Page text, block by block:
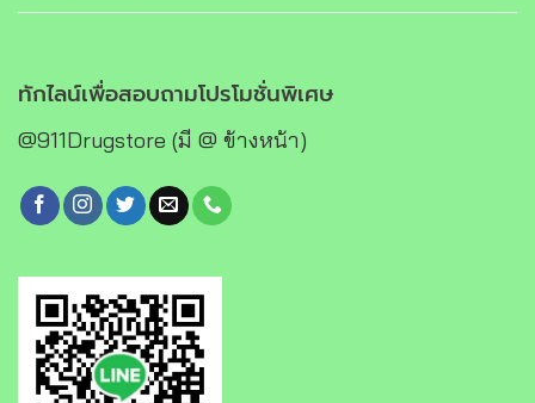
ทักไลน์เพื่อสอบถามโปรโมชั่นพิเศษ
@911Drugstore (มี @ ข้างหน้า)